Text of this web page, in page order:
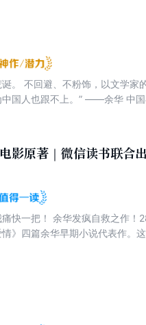
“中国的变
国人也跟不上。” ——余华 中
影原著｜微信读书联合出
快一把！ 余华发疯自救之作！
情》四篇余华早期小说代表作